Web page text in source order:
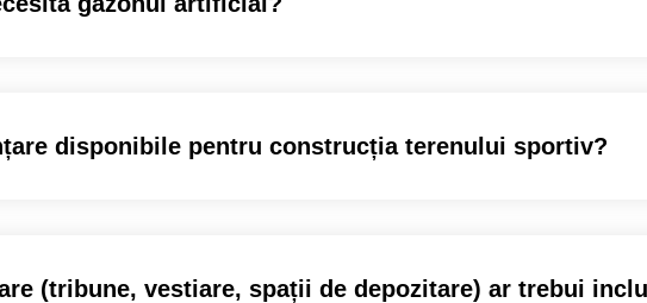
disponibile pentru construcția terenului sportiv?
(tribune, vestiare, spații de depozitare) ar trebui